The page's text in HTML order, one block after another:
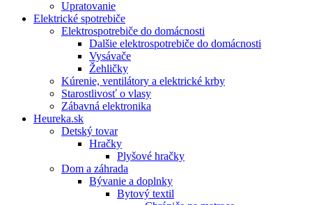
Upratovanie
Elektrické spotrebiče
Elektrospotrebiče do domácnosti
Dalšie elektrospotrebiče do domácnosti
Vysávače
Žehličky
Kúrenie, ventilátory a elektrické krby
Starostlivosť o vlasy
Zábavná elektronika
Heureka.sk
Detský tovar
Hračky
Plyšové hračky
Dom a záhrada
Bývanie a doplnky
Bytový textil